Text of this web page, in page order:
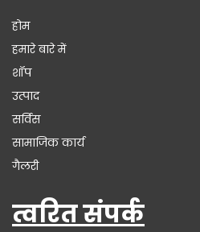
होम
हमारे बारे में
शॉप
उत्पाद
सर्विस
सामाजिक कार्य
गैलरी
त्वरित संपर्क